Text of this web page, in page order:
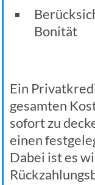
Bonität
Ein
gesamten
sofort zu
einen
Dabei ist es